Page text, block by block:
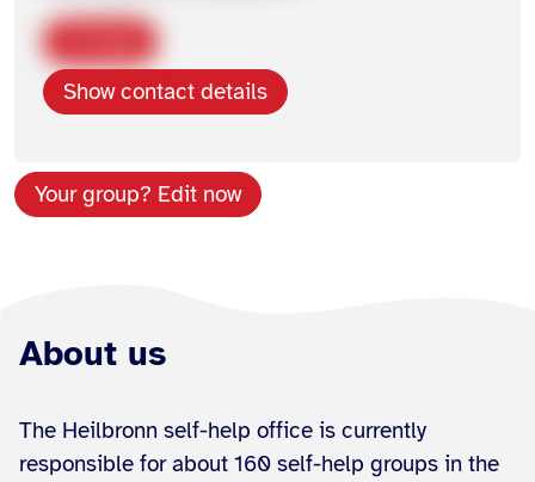
Show contact details
Your group? Edit now
About us
The Heilbronn self-help office is currently
responsible for about 160 self-help groups in the